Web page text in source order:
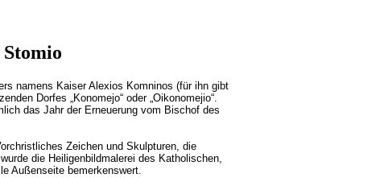
namens Kaiser Alexios Komninos (für ihn gibt
Dorfes „Konomejo“ oder „Oikonomejio“.
das Jahr der Erneuerung vom Bischof des
Zeichen und Skulpturen, die
die Heiligenbildmalerei des Katholischen,
Außenseite bemerkenswert.